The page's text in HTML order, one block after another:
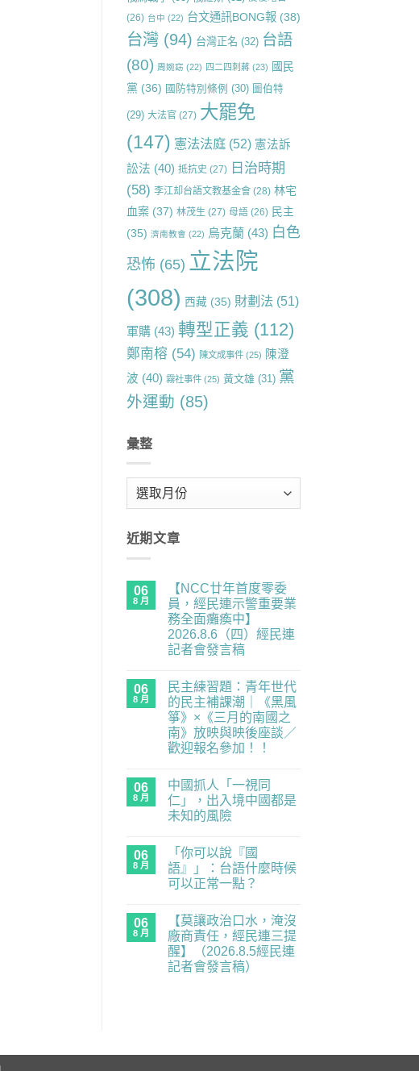
(26) 台中 (22) 台文通訊BONG報(38)
台灣(94) 台灣正名 (32) 台語
(80) 周婉窈 (22) 四二四刺蔣(23) 國民
黨 (36) 國防特別條例 (30) 圖伯特
(29) 大法官(27) 大罷免
(147) 憲法法庭(52) 憲法訴
訟法 (40) 抵抗史 (27) 日治時期
(58) 李江却台語文教基金會(28) 林宅
血案(37) 林茂生 (27) 母語(26) 民主
(35) 濟南教會 (22) 烏克蘭(43) 白色
恐怖 (65) 立法院
(308) 西藏(35) 財劃法(51)
軍購(43) 轉型正義 (112)
鄭南榕 (54) 陳文成事件(25) 陳澄
波 (40) 霧社事件(25) 黃文雄(31) 黨
外運動 (85)
彙整
近期文章
06
8 月
【NCC廿年首度零委
員，經民連示警重要業
務全面癱瘓中】
2026.8.6（四）經民連
記者會發言稿
廿
年
首
度
零
委
員，
連
示
警
重
要
面
癱
瘓
民
連
記
者
會
留
言
06
8 月
民主練習題：青年世代
的民主補課潮｜《黑風
箏》×《三月的南國之
南》放映與映後座談／
歡迎報名參加！！
主
練
習
題：
的
民
主
｜
《黑
風
箏》
×《三
映
留
言
06
8 月
中國抓人「一視同
仁」，出入境中國都是
未知的風險
抓
人
「一
仁」，
入
境
中
國
言
06
8 月
「你可以說『國
語』」：台語什麼時候
可以正常一點？
以
說
『國
語』」：
台
正
言
06
8 月
【莫讓政治口水，淹沒
廠商責任，經民連三提
醒】（2026.8.5經民連
記者會發言稿）
淹